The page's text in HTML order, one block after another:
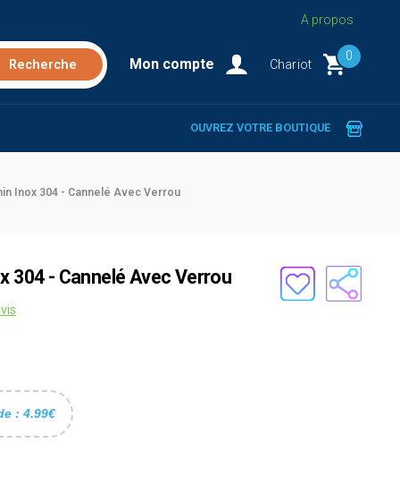
A propos
Mon compte Chariot
0
OUVREZ VOTRE BOUTIQUE
Inox 304 - Cannelé Avec Verrou
304 - Cannelé Avec Verrou
: 4.99€